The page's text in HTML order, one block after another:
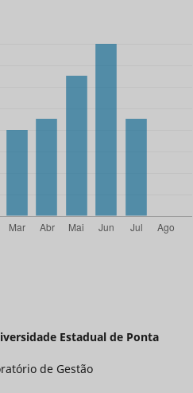
Estadual de Ponta
de Gestão